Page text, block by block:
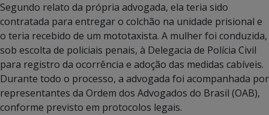
Segundo relato da própria advogada, ela teria sido
contratada para entregar o colchão na unidade prisional e
o teria recebido de um mototaxista. A mulher foi conduzida,
sob escolta de policiais penais, à Delegacia de Polícia Civil
para registro da ocorrência e adoção das medidas cabíveis.
Durante todo o processo, a advogada foi acompanhada por
representantes da Ordem dos Advogados do Brasil (OAB),
conforme previsto em protocolos legais.